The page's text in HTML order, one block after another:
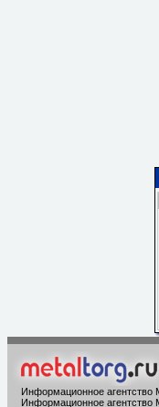
Информационное агентство
Информационное агентство